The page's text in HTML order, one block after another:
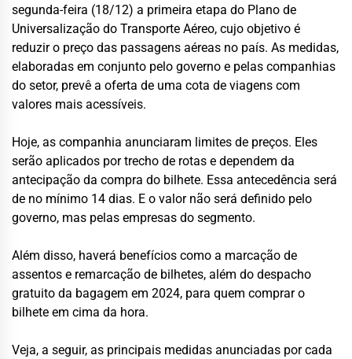
segunda-feira (18/12) a primeira etapa do Plano de
Universalização do Transporte Aéreo, cujo objetivo é
reduzir o preço das passagens aéreas no país. As medidas,
elaboradas em conjunto pelo governo e pelas companhias
do setor, prevê a oferta de uma cota de viagens com
valores mais acessíveis.
Hoje, as companhia anunciaram limites de preços. Eles
serão aplicados por trecho de rotas e dependem da
antecipação da compra do bilhete. Essa antecedência será
de no mínimo 14 dias. E o valor não será definido pelo
governo, mas pelas empresas do segmento.
Além disso, haverá benefícios como a marcação de
assentos e remarcação de bilhetes, além do despacho
gratuito da bagagem em 2024, para quem comprar o
bilhete em cima da hora.
Veja, a seguir, as principais medidas anunciadas por cada